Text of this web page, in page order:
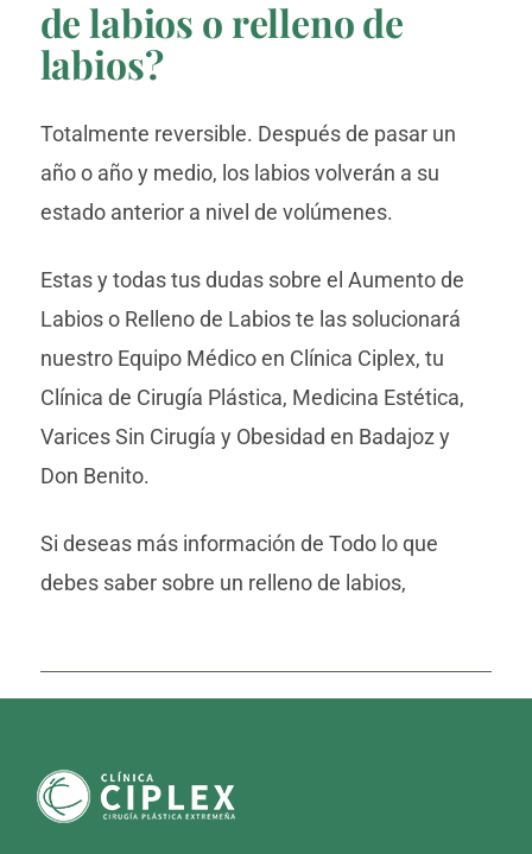
de labios o relleno de
labios?
Totalmente reversible. Después de pasar un
año o año y medio, los labios volverán a su
estado anterior a nivel de volúmenes.
Estas y todas tus dudas sobre el Aumento de
Labios o Relleno de Labios te las solucionará
nuestro Equipo Médico en Clínica Ciplex, tu
Clínica de Cirugía Plástica, Medicina Estética,
Varices Sin Cirugía y Obesidad en Badajoz y
Don Benito.
Si deseas más información de Todo lo que
debes saber sobre un relleno de labios,